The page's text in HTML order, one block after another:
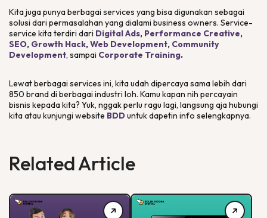
Kita juga punya berbagai services yang bisa digunakan sebagai
solusi dari permasalahan yang dialami business owners. Service-
service kita terdiri dari Digital Ads, Performance Creative,
SEO, Growth Hack,Web Development, Community
Development, sampai Corporate Training.
Lewat berbagai services ini, kita udah dipercaya sama lebih dari
850 brand di berbagai industri loh. Kamu kapan nih percayain
bisnis kepada kita? Yuk, nggak perlu ragu lagi, langsung aja hubungi
kita atau kunjungi website BDDuntuk dapetin info selengkapnya.
Related Article